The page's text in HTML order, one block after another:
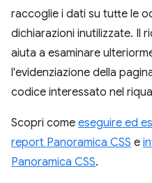
raccoglie i dati su tutte le
dichiarazioni inutilizzate. Il
aiuta a esaminare
l'evidenziazione della
codice interessato nel
Scopri come eseguire ed
report Panoramica CSS e
Panoramica CSS.